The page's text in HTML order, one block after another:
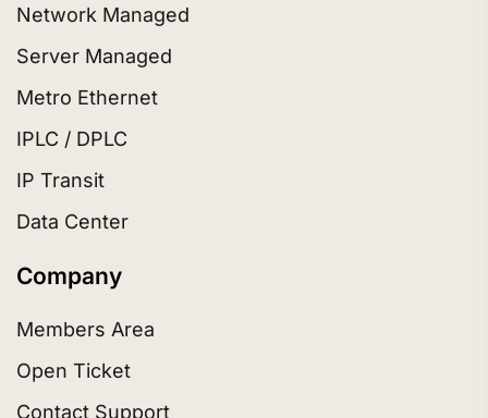
Network Managed
Server Managed
Metro Ethernet
IPLC / DPLC
IP Transit
Data Center
Company
Members Area
Open Ticket
Contact Support